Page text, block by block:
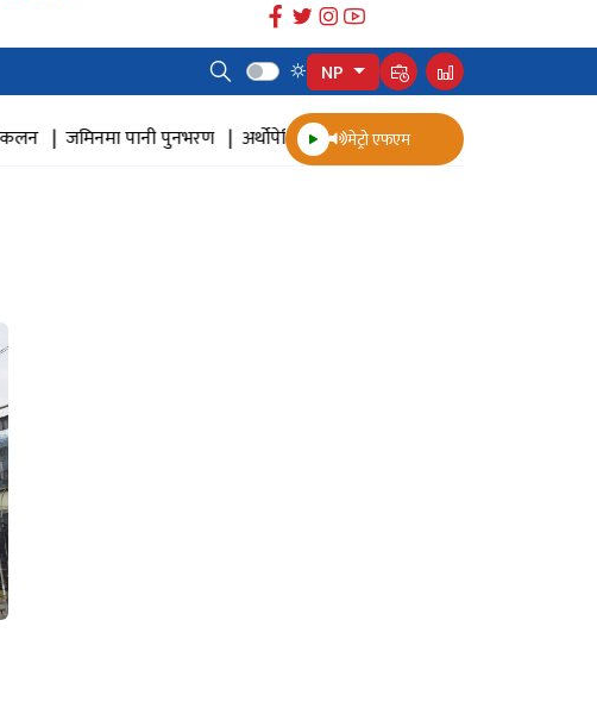
NP
|जमिनमा पानी पुनभरण |अर्थोपेडिक इम्प्लान्ट |ज्येष्ठ नागरिक स्वास्थ्य सर्वेक्षण |
मेट्रो एफएम